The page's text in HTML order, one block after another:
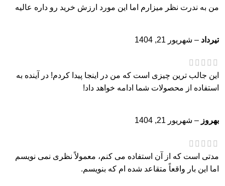
من به ندرت نظر میزارم اما این مورد ارزش خرید رو داره عالیه
تیرداد – شهریور 21, 1404
این جالب ترین چیزی است که من در اینجا پیدا کردم! در آینده به
استفاده از محصولات شما ادامه خواهد داد!
بهروز – شهریور 21, 1404
مدتی است که از آن استفاده می کنم، معمولاً نظری نمی نویسم
اما این بار واقعاً متقاعد شده ام که بنویسم.